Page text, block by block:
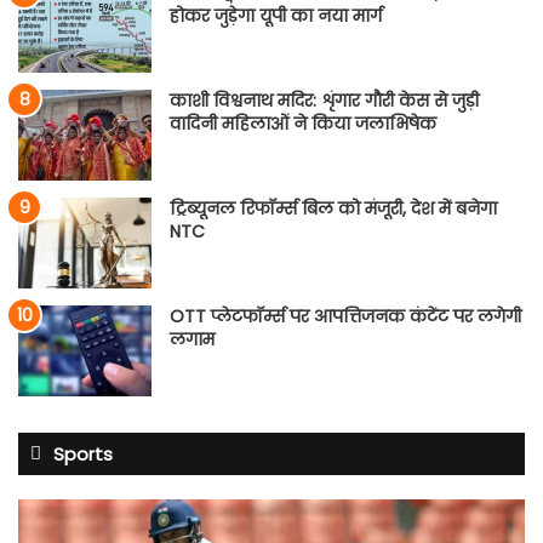
होकर जुड़ेगा यूपी का नया मार्ग
काशी विश्वनाथ मदिर: शृंगार गौरी केस से जुड़ी
वादिनी महिलाओं ने किया जलाभिषेक
ट्रिब्यूनल रिफॉर्म्स बिल को मंजूरी, देश में बनेगा
NTC
OTT प्लेटफॉर्म्स पर आपत्तिजनक कंटेंट पर लगेगी
लगाम
Sports
साई